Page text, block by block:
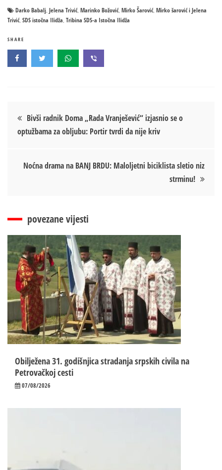
Darko Babalj, Jelena Trivić, Marinko Božović, Mirko Šarović, Mirko šarović i Jelena
Trivić, SDS istočna Ilidža, Tribina SDS-a Istočna Ilidža
SHARE
Кретање
чланка
Bivši radnik Doma „Rada Vranješević“ izjasnio se o
optužbama za obljubu: Portir tvrdi da nije kriv
Noćna drama na BANJ BRDU: Maloljetni biciklista sletio niz
strminu!
povezane vijesti
Obilježena 31. godišnjica stradanja srpskih civila na
Petrovačkoj cesti
07/08/2026